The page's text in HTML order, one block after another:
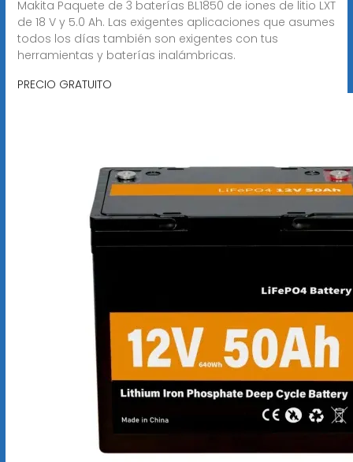
Makita Paquete de 3 baterías BL1850 de iones de litio LXT
de 18 V y 5.0 Ah. Las exigentes aplicaciones que asumes
todos los días también son exigentes con tus
herramientas y baterías inalámbricas.
PRECIO GRATUITO